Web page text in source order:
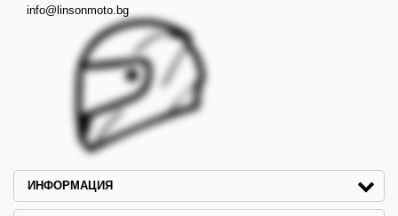
info@linsonmoto.bg
ИНФОРМАЦИЯ